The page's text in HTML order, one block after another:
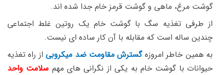
گوشت مرغ، ماهی و گوشت قرمز خام جدا شده اند.
از طرفی تغذیه سگ با گوشت خام یک روتین غلط اجتماعی
چندین ساله است که مقابله با آن کار ساده ای نیست.
به همین خاطر امروزهگسترش مقاومت ضد میکروبیاز راه تغذیه
حیوانات با گوشت خام به یکی از نگرانی های مهم سلامت واحد